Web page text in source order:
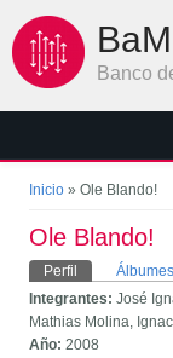
Banco
Se
Inicio » Ole Blando!
Ole Blando!
Solapas
Perfil (solapa activa)
Álbumes
Integrantes:José
Mathias Molina,
Año:2008